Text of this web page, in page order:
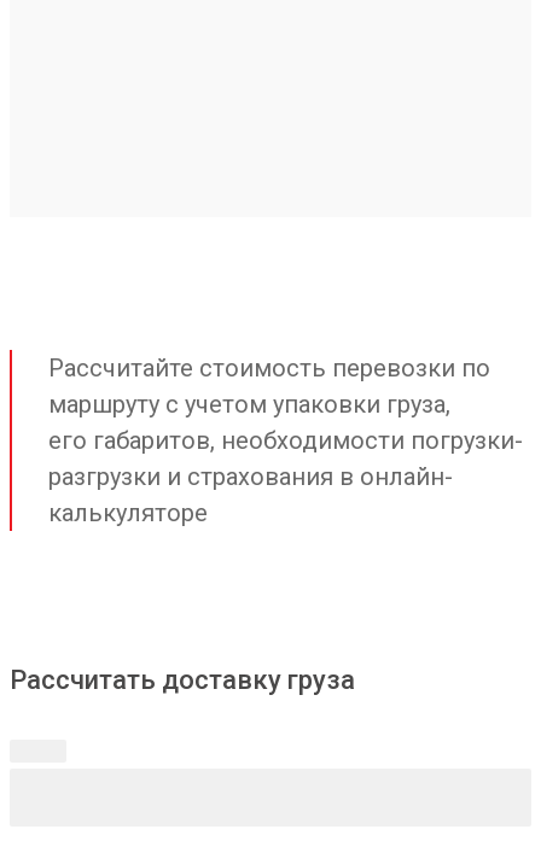
Рассчитайте стоимость перевозки по
маршруту с учетом упаковки груза,
его габаритов, необходимости погрузки-
разгрузки и страхования в онлайн-
калькуляторе
Рассчитать доставку груза